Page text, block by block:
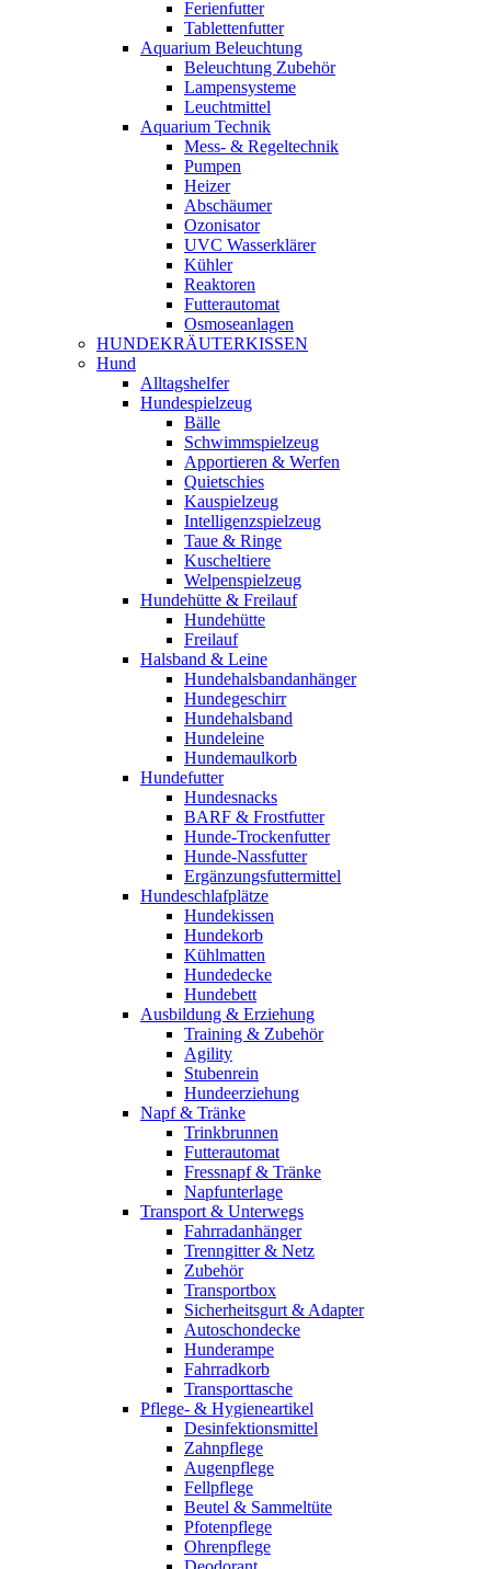
Ferienfutter
Tablettenfutter
Aquarium Beleuchtung
Beleuchtung Zubehör
Lampensysteme
Leuchtmittel
Aquarium Technik
Mess- & Regeltechnik
Pumpen
Heizer
Abschäumer
Ozonisator
UVC Wasserklärer
Kühler
Reaktoren
Futterautomat
Osmoseanlagen
HUNDEKRÄUTERKISSEN
Hund
Alltagshelfer
Hundespielzeug
Bälle
Schwimmspielzeug
Apportieren & Werfen
Quietschies
Kauspielzeug
Intelligenzspielzeug
Taue & Ringe
Kuscheltiere
Welpenspielzeug
Hundehütte & Freilauf
Hundehütte
Freilauf
Halsband & Leine
Hundehalsbandanhänger
Hundegeschirr
Hundehalsband
Hundeleine
Hundemaulkorb
Hundefutter
Hundesnacks
BARF & Frostfutter
Hunde-Trockenfutter
Hunde-Nassfutter
Ergänzungsfuttermittel
Hundeschlafplätze
Hundekissen
Hundekorb
Kühlmatten
Hundedecke
Hundebett
Ausbildung & Erziehung
Training & Zubehör
Agility
Stubenrein
Hundeerziehung
Napf & Tränke
Trinkbrunnen
Futterautomat
Fressnapf & Tränke
Napfunterlage
Transport & Unterwegs
Fahrradanhänger
Trenngitter & Netz
Zubehör
Transportbox
Sicherheitsgurt & Adapter
Autoschondecke
Hunderampe
Fahrradkorb
Transporttasche
Pflege- & Hygieneartikel
Desinfektionsmittel
Zahnpflege
Augenpflege
Fellpflege
Beutel & Sammeltüte
Pfotenpflege
Ohrenpflege